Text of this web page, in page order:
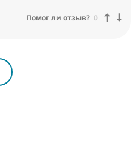
Помог ли отзыв? 0